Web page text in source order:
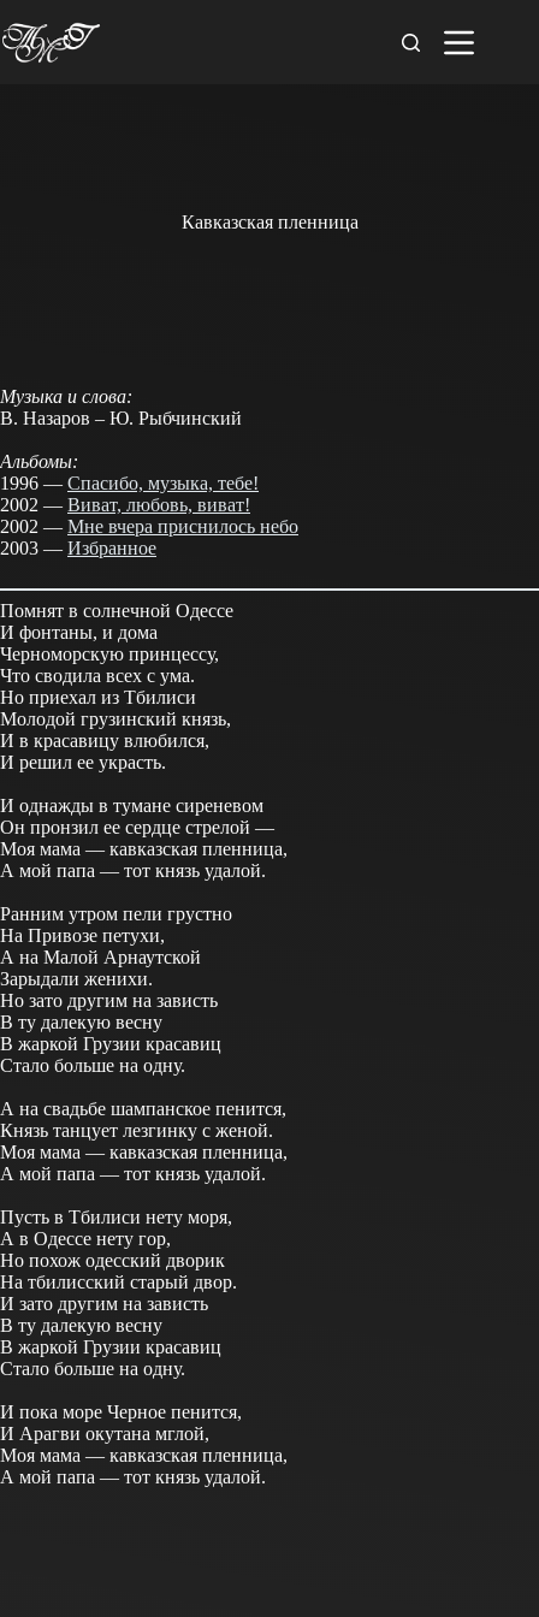
к
сути
Кавказская пленница
Музыка и слова:
В. Назаров – Ю. Рыбчинский
Альбомы:
1996 — Спасибо, музыка, тебе!
2002 — Виват, любовь, виват!
2002 — Мне вчера приснилось небо
2003 — Избранное
Помнят в солнечной Одессе
И фонтаны, и дома
Черноморскую принцессу,
Что сводила всех с ума.
Но приехал из Тбилиси
Молодой грузинский князь,
И в красавицу влюбился,
И решил ее украсть.
И однажды в тумане сиреневом
Он пронзил ее сердце стрелой —
Моя мама — кавказская пленница,
А мой папа — тот князь удалой.
Ранним утром пели грустно
На Привозе петухи,
А на Малой Арнаутской
Зарыдали женихи.
Но зато другим на зависть
В ту далекую весну
В жаркой Грузии красавиц
Стало больше на одну.
А на свадьбе шампанское пенится,
Князь танцует лезгинку с женой.
Моя мама — кавказская пленница,
А мой папа — тот князь удалой.
Пусть в Тбилиси нету моря,
А в Одессе нету гор,
Но похож одесский дворик
На тбилисский старый двор.
И зато другим на зависть
В ту далекую весну
В жаркой Грузии красавиц
Стало больше на одну.
И пока море Черное пенится,
И Арагви окутана мглой,
Моя мама — кавказская пленница,
А мой папа — тот князь удалой.